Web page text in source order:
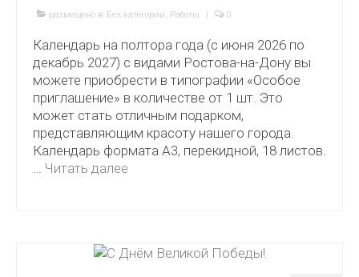
размещено в: Без категории, Работы | 0
Календарь на полтора года (с июня 2026 по
декабрь 2027) с видами Ростова-на-Дону вы
можете приобрести в типографии «Особое
приглашение» в количестве от 1 шт. Это
может стать отличным подарком,
представляющим красоту нашего города.
Календарь формата А3, перекидной, 18 листов.
Читать далее